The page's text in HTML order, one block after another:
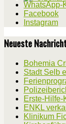
WhatsApp-
Facebook
Instagram
Neueste
Bohemia
Stadt Selb
Erste-Hilfe-
ENKL
Klinikum